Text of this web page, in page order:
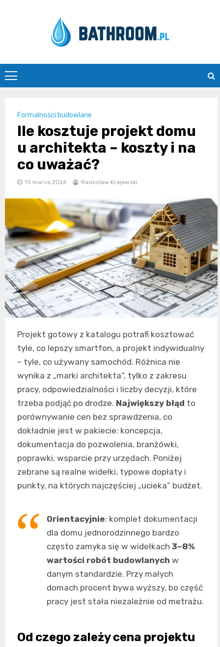
Bathroom.pl
Formalności budowlane
Ile kosztuje projekt domu
u architekta – koszty i na
co uważać?
13 marca 2026 Radosław Krajewski
Projekt gotowy z katalogu potrafi kosztować
tyle, co lepszy smartfon, a projekt indywidualny
– tyle, co używany samochód. Różnica nie
wynika z „marki architekta”, tylko z zakresu
pracy, odpowiedzialności i liczby decyzji, które
trzeba podjąć po drodze. Największy błąd to
porównywanie cen bez sprawdzenia, co
dokładnie jest w pakiecie: koncepcja,
dokumentacja do pozwolenia, branżówki,
poprawki, wsparcie przy urzędach. Poniżej
zebrane są realne widełki, typowe dopłaty i
punkty, na których najczęściej „ucieka” budżet.
Orientacyjnie: komplet dokumentacji
dla domu jednorodzinnego bardzo
często zamyka się w widełkach 3–8%
wartości robót budowlanych w
danym standardzie. Przy małych
domach procent bywa wyższy, bo część
pracy jest stała niezależnie od metrażu.
Od czego zależy cena projektu